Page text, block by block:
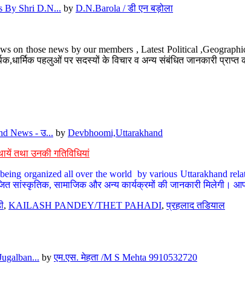
By Shri D.N... by D.N.Barola / डी एन बड़ोला
on those news by our members , Latest Political
पहलुओं पर सदस्यों के विचार व अन्य संबंधित जानकारी
News - उ... by Devbhoomi,Uttarakhand
तथा उनकी गतिविधियां
organized all over the world by various Uttarakhand
सांस्कृतिक, सामाजिक और अन्य कार्यक्रमों की जानकारी
, KAILASH PANDEY/THET PAHADI,प्रहलाद तडियाल
byएम.एस. मेहता /M S Mehta 9910532720